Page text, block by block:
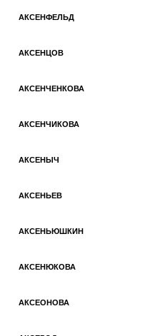
АКСЕНФЕЛЬД
АКСЕНЦОВ
АКСЕНЧЕНКОВА
АКСЕНЧИКОВА
АКСЕНЫЧ
АКСЕНЬЕВ
АКСЕНЬЮШКИН
АКСЕНЮКОВА
АКСЕОНОВА